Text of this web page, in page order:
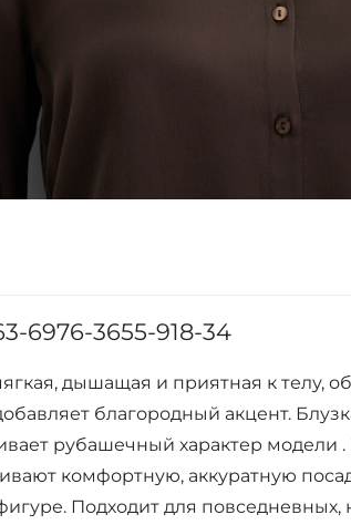
6976-3655-918-34
дышащая и приятная к телу,
благородный акцент.
рубашечный характер модели
комфортную, аккуратную
Подходит для повседневных,